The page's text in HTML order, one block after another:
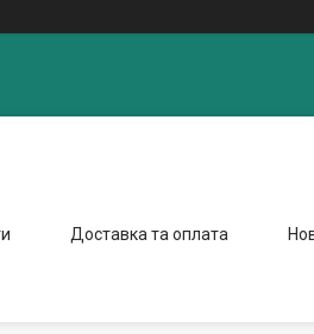
Доставка та оплата